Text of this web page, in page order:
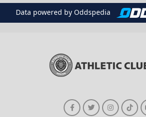
Data powered by Oddspedia